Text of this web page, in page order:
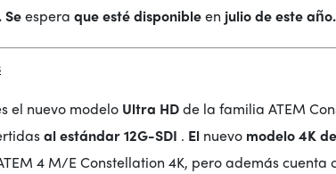
espera que esté disponibleen julio de este año.
el nuevo modelo Ultra HDde la familia ATEM
al estándar 12G-SDI . El nuevo modelo 4K
4 M/E Constellation 4K, pero además cuenta